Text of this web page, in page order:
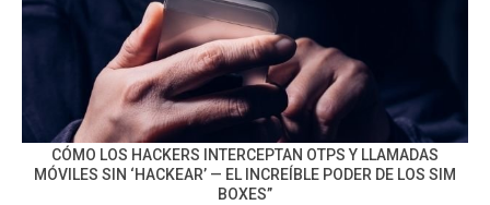
CÓMO LOS HACKERS INTERCEPTAN OTPS Y LLAMADAS
MÓVILES SIN ‘HACKEAR’ — EL INCREÍBLE PODER DE LOS SIM
BOXES”